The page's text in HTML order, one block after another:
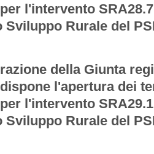
l'intervento
Rurale del
della Giunta
dispone l'apertura dei
l'intervento
Rurale del